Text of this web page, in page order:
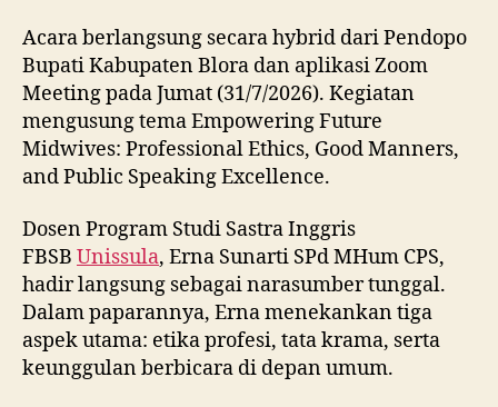
Acara berlangsung secara hybrid dari Pendopo
Bupati Kabupaten Blora dan aplikasi Zoom
Meeting pada Jumat (31/7/2026). Kegiatan
mengusung tema Empowering Future
Midwives: Professional Ethics, Good Manners,
and Public Speaking Excellence.
Dosen Program Studi Sastra Inggris
FBSB Unissula, Erna Sunarti SPd MHum CPS,
hadir langsung sebagai narasumber tunggal.
Dalam paparannya, Erna menekankan tiga
aspek utama: etika profesi, tata krama, serta
keunggulan berbicara di depan umum.